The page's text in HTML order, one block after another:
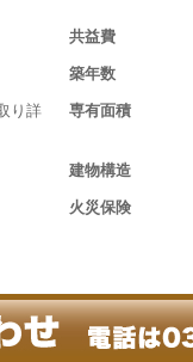
共益費
築年数
り詳
専有面積
建物構造
火災保険